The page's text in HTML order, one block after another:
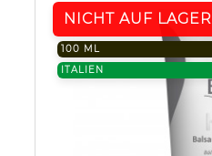
NICHT AUF LAGER
100 ML
ITALIEN